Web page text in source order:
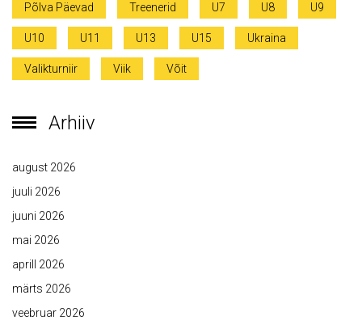
Põlva Päevad Treenerid U7 U8 U9
U10 U11 U13 U15 Ukraina
Valikturniir Viik Võit
Arhiiv
august 2026
juuli 2026
juuni 2026
mai 2026
aprill 2026
märts 2026
veebruar 2026